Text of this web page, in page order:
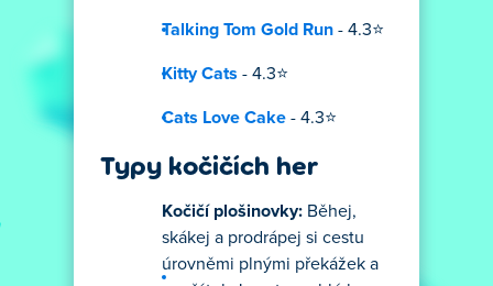
Talking Tom Gold Run - 4.3⭐
Kitty Cats - 4.3⭐
Cats Love Cake - 4.3⭐
Typy kočičích her
Kočičí plošinovky: Běhej,
skákej a prodrápej si cestu
úrovněmi plnými překážek a